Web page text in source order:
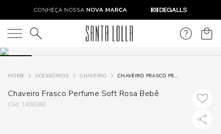
O que você está procurando?
ACESSÓRIOS CHAVEIRO CHAVEIRO FRASCO PERFUME SOFT ROSA BEBÊ
Chaveiro Frasco Perfume Soft Rosa Bebê
: 1408380